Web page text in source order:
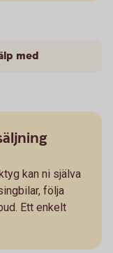
med
kan ni själva
följa
Ett enkelt